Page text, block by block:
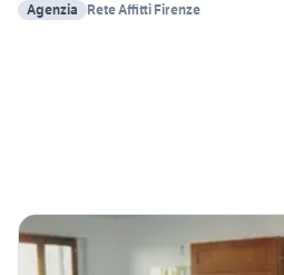
Agenzia
Rete Affitti Firenze